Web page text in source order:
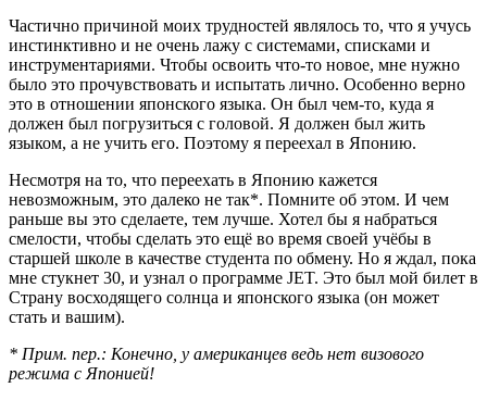
Частично причиной моих трудностей являлось то, что я учусь
инстинктивно и не очень лажу с системами, списками и
инструментариями. Чтобы освоить что-то новое, мне нужно
было это прочувствовать и испытать лично. Особенно верно
это в отношении японского языка. Он был чем-то, куда я
должен был погрузиться с головой. Я должен был жить
языком, а не учить его. Поэтому я переехал в Японию.
Несмотря на то, что переехать в Японию кажется
невозможным, это далеко не так*. Помните об этом. И чем
раньше вы это сделаете, тем лучше. Хотел бы я набраться
смелости, чтобы сделать это ещё во время своей учёбы в
старшей школе в качестве студента по обмену. Но я ждал, пока
мне стукнет 30, и узнал о программе JET. Это был мой билет в
Страну восходящего солнца и японского языка (он может
стать и вашим).
* Прим. пер.: Конечно, у американцев ведь нет визового
режима с Японией!